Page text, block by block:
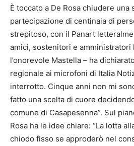
È toccato a De Rosa chiudere una
partecipazione di centinaia di
strepitoso, con il Panart
amici, sostenitori e amministratori
l’onorevole Mastella – ha
regionale ai microfoni di Italia
interrotto. Cinque anni non mi
fatto una scelta di cuore
comune di Casapesenna”. Sul
Rosa ha le idee chiare: “La lotta
chiodo fisso se approderò nel